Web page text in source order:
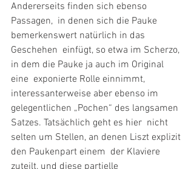
Andererseits finden sich ebenso
Passagen,  in denen sich die Pauke
bemerkenswert natürlich in das
Geschehen  einfügt, so etwa im Scherzo,
in dem die Pauke ja auch im Original
eine  exponierte Rolle einnimmt,
interessanterweise aber ebenso im
gelegentlichen „Pochen“ des langsamen
Satzes. Tatsächlich geht es hier  nicht
selten um Stellen, an denen Liszt explizit
den Paukenpart einem  der Klaviere
zuteilt, und diese partielle